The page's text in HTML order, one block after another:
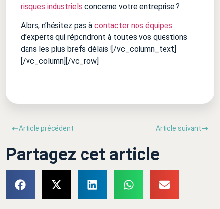
risques industriels concerne votre entreprise ?
Alors, n’hésitez pas à contacter nos équipes
d’experts qui répondront à toutes vos questions
dans les plus brefs délais ![/vc_column_text]
[/vc_column][/vc_row]
Article précédent Article suivant
Partagez cet article